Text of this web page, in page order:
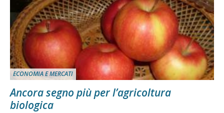
ECONOMIA E MERCATI
Ancora segno più per l’agricoltura
biologica